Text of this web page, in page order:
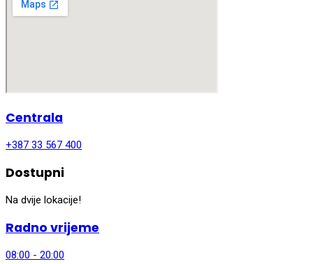
Centrala
+387 33 567 400
Dostupni
Na dvije lokacije!
Radno vrijeme
08:00 - 20:00